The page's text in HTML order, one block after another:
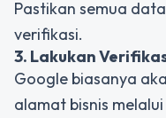
Pastikan semua
verifikasi.
3. Lakukan
Google biasanya
alamat bisnis